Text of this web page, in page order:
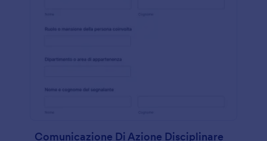
Comunicazione Di Azione Disciplinare